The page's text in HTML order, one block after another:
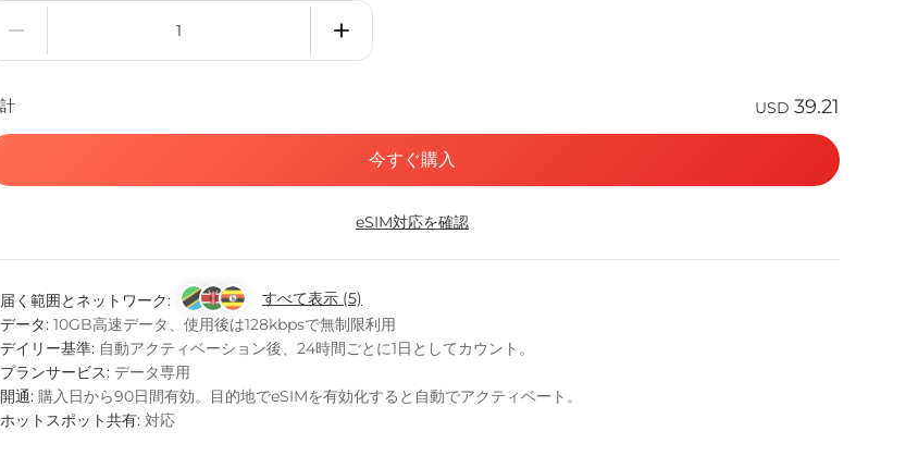
USD 39.21
今すぐ購入
eSIM対応を確認
届く範囲とネットワーク:
すべて表示 (5)
データ: 10GB高速データ、使用後は128kbpsで無制限利用
デイリー基準: 自動アクティベーション後、24時間ごとに1日としてカウント。
プランサービス: データ専用
開通: 購入日から90日間有効。目的地でeSIMを有効化すると自動でアクティベート。
ホットスポット共有: 対応